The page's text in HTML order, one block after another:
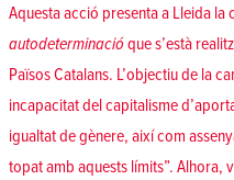
Aquesta acció presenta a Lleida la
autodeterminacióque s’està
Països Catalans. L’objectiu de la
incapacitat del capitalisme
igualtat de gènere, així com
topat amb aquests límits”. Alhora,